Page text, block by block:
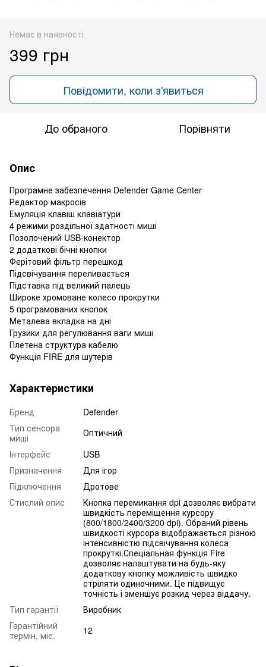
Немає в наявності
399 грн
Повідомити, коли з'явиться
До обраного Порівняти
Опис
Програмне забезпечення Defender Game Center
Редактор макросів
Емуляція клавіш клавіатури
4 режими роздільної здатності миші
Позолочений USB-конектор
2 додаткові бічні кнопки
Ферітовий фільтр перешкод
Підсвічування переливається
Підставка під великий палець
Широке хромоване колесо прокрутки
5 програмованих кнопок
Металева вкладка на дні
Грузики для регулювання ваги миші
Плетена структура кабелю
Функція FIRE для шутерів
Характеристики
Бренд
Defender
Тип сенсора
миші
Оптичний
Інтерфейс
USB
Призначення
Для ігор
Підключення
Дротове
Стислий опис
Кнопка перемикання dpi дозволяє вибрати
швидкість переміщення курсору
(800/1800/2400/3200 dpi). Обраний рівень
швидкості курсора відображається різною
інтенсивністю підсвічування колеса
прокруткі.Спеціальная функція Fire
дозволяє налаштувати на будь-яку
додаткову кнопку можливість швидко
стріляти одиночними. Це підвищує
точність і зменшує розкид через віддачу.
Тип гарантії
Виробник
Гарантійний
термін, міс.
12